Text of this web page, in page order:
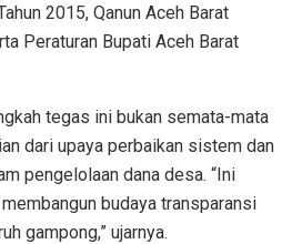
2015, Qanun Aceh Barat
Peraturan Bupati Aceh Barat
tegas ini bukan semata-mata
dari upaya perbaikan sistem dan
pengelolaan dana desa. “Ini
budaya transparansi
gampong,” ujarnya.